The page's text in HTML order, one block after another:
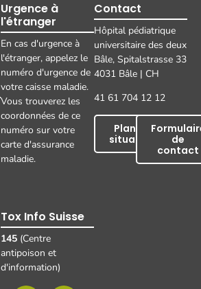
Urgence à
l'étranger
En cas d'urgence à
l'étranger, appelez le
numéro d'urgence de
votre caisse maladie.
Vous trouverez les
coordonnées de ce
numéro sur votre
carte d'assurance
maladie.
Tox Info Suisse
145 (Centre
antipoison et
d'information)
Contact
Hôpital pédiatrique
universitaire des deux
Bâle, Spitalstrasse 33
4031 Bâle | CH
41 61 704 12 12
Plan de
situation
de
contact